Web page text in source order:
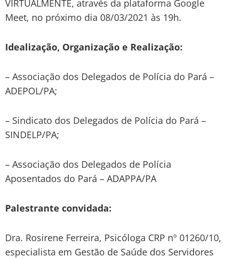
VIRTUALMENTE, através da plataforma Google
Meet, no próximo dia 08/03/2021 às 19h.
Idealização, Organização e Realização:
– Associação dos Delegados de Polícia do Pará –
ADEPOL/PA;
– Sindicato dos Delegados de Polícia do Pará –
SINDELP/PA;
– Associação dos Delegados de Polícia
Aposentados do Pará – ADAPPA/PA
Palestrante convidada:
Dra. Rosirene Ferreira, Psicóloga CRP nº 01260/10,
especialista em Gestão de Saúde dos Servidores